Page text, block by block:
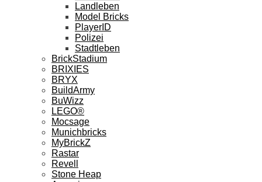
Landleben
Model Bricks
PlayerID
Polizei
Stadtleben
BrickStadium
BRIXIES
BRYX
BuildArmy
BuWizz
LEGO®
Mocsage
Munichbricks
MyBrickZ
Rastar
Revell
Stone Heap